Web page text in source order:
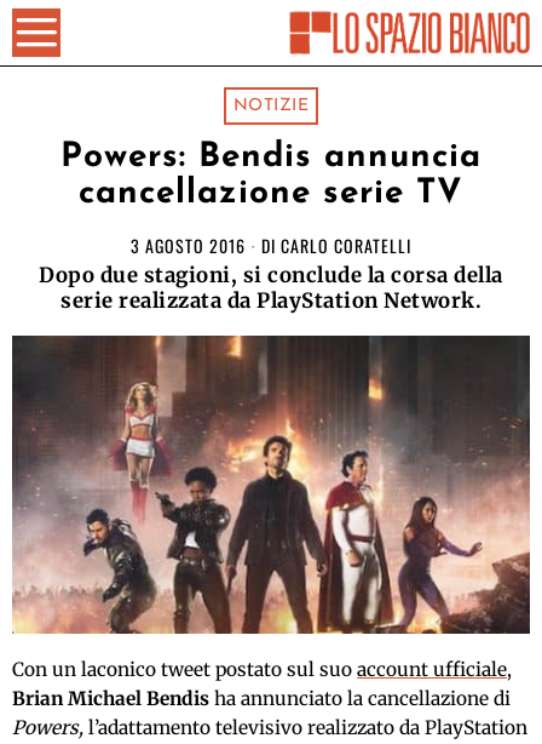
NOTIZIE
Powers: Bendis annuncia
cancellazione serie TV
3 AGOSTO 2016 DI CARLO CORATELLI
Dopo due stagioni, si conclude la corsa della
serie realizzata da PlayStation Network.
Con un laconico tweet postato sul suo account ufficiale,
Brian Michael Bendis ha annunciato la cancellazione di
Powers, l’adattamento televisivo realizzato da PlayStation